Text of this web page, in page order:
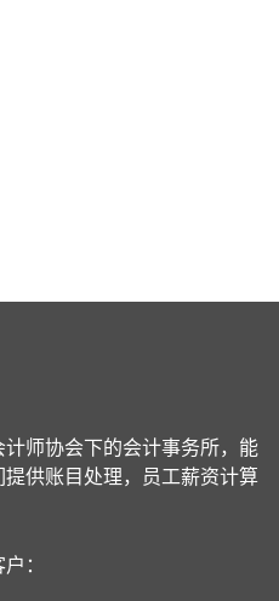
师协会下的会计事务所，能
供账目处理，员工薪资计算
：